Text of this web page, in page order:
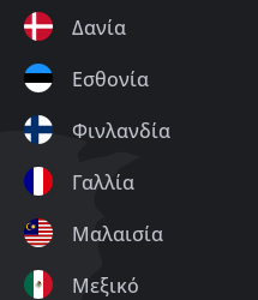
Δανία
Εσθονία
Φινλανδία
Γαλλία
Μαλαισία
Μεξικό